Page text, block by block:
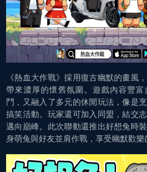
《熱血大作戰》採用復古幽默的畫風
帶來濃厚的懷舊氛圍。遊戲內容豐
鬥，又融入了多元的休閒玩法，像是
搞笑活動。玩家還可加入同盟，結交
邁向巔峰。此次聯動還推出好想兔時
身萌兔與好友並肩作戰，享受幽默歡樂